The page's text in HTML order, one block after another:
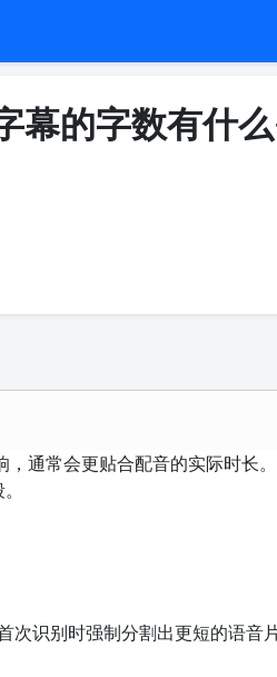
幕的字数有什
通常会更贴合配音的实际时长
次识别时强制分割出更短的语音